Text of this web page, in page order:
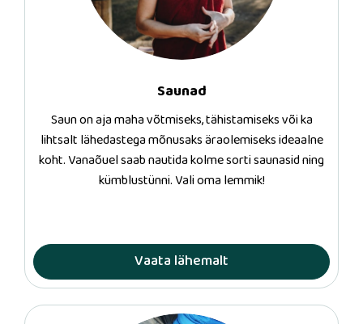
Saunad
Saun on aja maha võtmiseks, tähistamiseks või ka
lihtsalt lähedastega mõnusaks äraolemiseks ideaalne
koht. Vanaõuel saab nautida kolme sorti saunasid ning
kümblustünni. Vali oma lemmik!
Vaata lähemalt